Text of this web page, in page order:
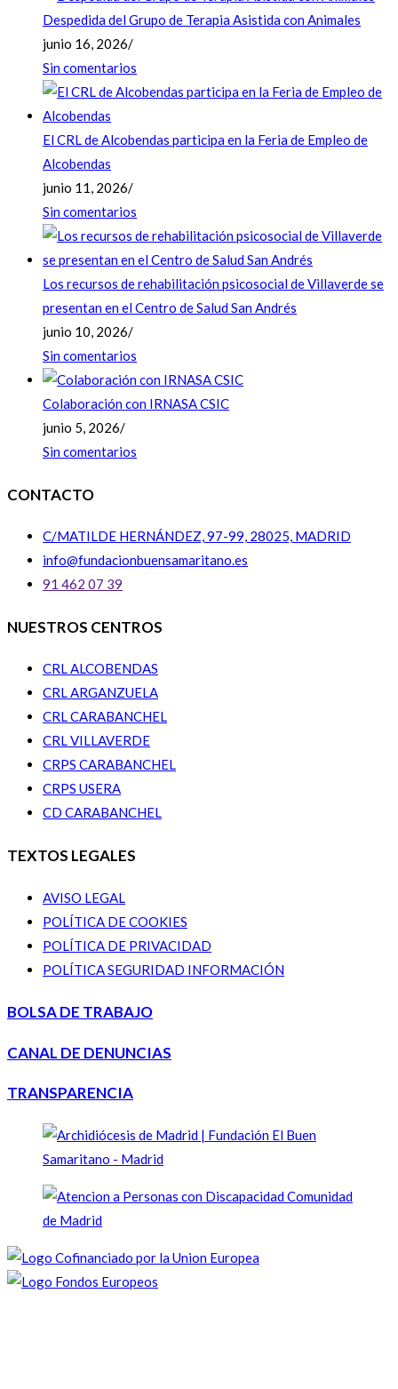
Despedida del Grupo de Terapia Asistida con Animales
junio 16, 2026/
Sin comentarios
El CRL de Alcobendas participa en la Feria de Empleo de
Alcobendas
junio 11, 2026/
Sin comentarios
Los recursos de rehabilitación psicosocial de Villaverde se
presentan en el Centro de Salud San Andrés
junio 10, 2026/
Sin comentarios
Colaboración con IRNASA CSIC
junio 5, 2026/
Sin comentarios
CONTACTO
C/MATILDE HERNÁNDEZ, 97-99, 28025, MADRID
info@fundacionbuensamaritano.es
91 462 07 39
NUESTROS CENTROS
CRL ALCOBENDAS
CRL ARGANZUELA
CRL CARABANCHEL
CRL VILLAVERDE
CRPS CARABANCHEL
CRPS USERA
CD CARABANCHEL
TEXTOS LEGALES
AVISO LEGAL
POLÍTICA DE COOKIES
POLÍTICA DE PRIVACIDAD
POLÍTICA SEGURIDAD INFORMACIÓN
BOLSA DE TRABAJO
CANAL DE DENUNCIAS
TRANSPARENCIA